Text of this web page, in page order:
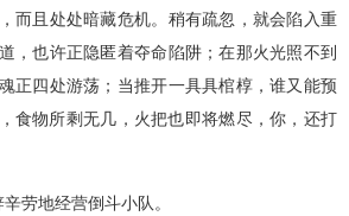
而且处处暗藏危机。稍有疏忽，就会陷入重
，也许正隐匿着夺命陷阱；在那火光照不到
正四处游荡；当推开一具具棺椁，谁又能预
物所剩无几，火把也即将燃尽，你，还打
劳地经营倒斗小队。